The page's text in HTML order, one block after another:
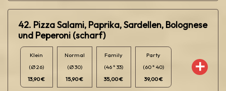
42. Pizza Salami, Paprika, Sardellen, Bolognese
und Peperoni (scharf)
Klein
(Ø 26)
13,90 €
Normal
(Ø 30)
15,90 €
Family
(46 * 33)
35,00 €
Party
(60 * 40)
39,00 €